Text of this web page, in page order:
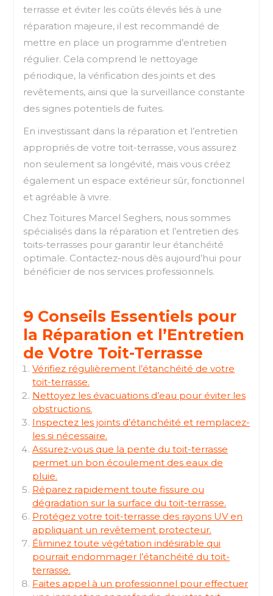
terrasse et éviter les coûts élevés liés à une
réparation majeure, il est recommandé de
mettre en place un programme d’entretien
régulier. Cela comprend le nettoyage
périodique, la vérification des joints et des
revêtements, ainsi que la surveillance constante
des signes potentiels de fuites.
En investissant dans la réparation et l’entretien
appropriés de votre toit-terrasse, vous assurez
non seulement sa longévité, mais vous créez
également un espace extérieur sûr, fonctionnel
et agréable à vivre.
Chez Toitures Marcel Seghers, nous sommes
spécialisés dans la réparation et l’entretien des
toits-terrasses pour garantir leur étanchéité
optimale. Contactez-nous dès aujourd’hui pour
bénéficier de nos services professionnels.
9 Conseils Essentiels pour
la Réparation et l’Entretien
de Votre Toit-Terrasse
Vérifiez régulièrement l’étanchéité de votre
toit-terrasse.
Nettoyez les évacuations d’eau pour éviter les
obstructions.
Inspectez les joints d’étanchéité et remplacez-
les si nécessaire.
Assurez-vous que la pente du toit-terrasse
permet un bon écoulement des eaux de
pluie.
Réparez rapidement toute fissure ou
dégradation sur la surface du toit-terrasse.
Protégez votre toit-terrasse des rayons UV en
appliquant un revêtement protecteur.
Éliminez toute végétation indésirable qui
pourrait endommager l’étanchéité du toit-
terrasse.
Faites appel à un professionnel pour effectuer